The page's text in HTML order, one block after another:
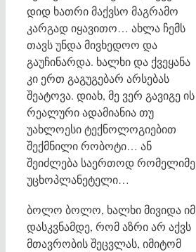
დიდ ხათრი მაქვსო მაგრამო
კარგად იყავითო… ახლა ჩემს
თავს უნდა მივხედოო და
გაუჩინარდა. ხალხი და ქვეყანა
კი ერთ გაგუგებარ არსებას
შეატოვა. დიახ, მე ვერ გავიგე ის
რეალური ადამიანია თუ
უახლოესი ტექნოლოგიებით
შექმნილი რობოტი… ან
შეიძლება საერთოდ რომელიმე
უცხოპლანეტელი…
ბოლო ბოლო, ხალხი მივიდა იმ
დასკვნამდე, რომ აზრი არ აქვს
მთავრობის შეცვლას, იმიტომ